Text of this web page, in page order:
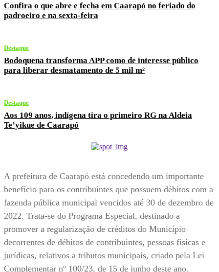
Confira o que abre e fecha em Caarapó no feriado do
padroeiro e na sexta-feira
Destaque
Bodoquena transforma APP como de interesse público
para liberar desmatamento de 5 mil m²
Destaque
Aos 109 anos, indígena tira o primeiro RG na Aldeia
Te’yikue de Caarapó
A prefeitura de Caarapó está concedendo um importante
benefício para os contribuintes que possuem débitos com a
fazenda pública municipal vencidos até 30 de dezembro de
2022. Trata-se do Programa Especial, destinado a
promover a regularização de créditos do Município
decorrentes de débitos de contribuintes, pessoas físicas e
jurídicas, relativos a tributos municipais, criado pela Lei
Complementar nº 100/23, de 15 de junho deste ano.